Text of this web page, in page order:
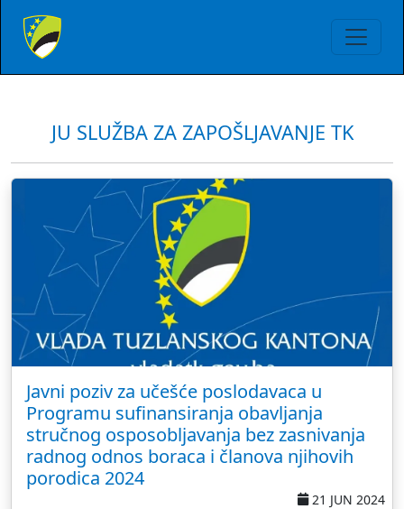
JU SLUŽBA ZA ZAPOŠLJAVANJE TK
Javni poziv za učešće poslodavaca u
Programu sufinansiranja obavljanja
stručnog osposobljavanja bez zasnivanja
radnog odnos boraca i članova njihovih
porodica 2024
21 JUN 2024